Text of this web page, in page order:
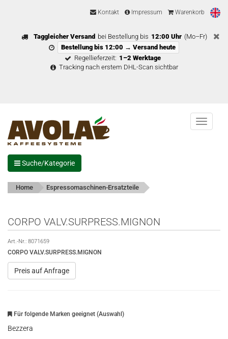
Kontakt Impressum Warenkorb
Taggleicher Versand bei Bestellung bis 12:00 Uhr (Mo–Fr)
Bestellung bis 12:00 → Versand heute
Regellieferzeit: 1–2 Werktage
Tracking nach erstem DHL-Scan sichtbar
Menu
Suche/Kategorie
Home Espressomaschinen-Ersatzteile
CORPO VALV.SURPRESS.MIGNON
Art.-Nr.: 8071659
CORPO VALV.SURPRESS.MIGNON
Preis auf Anfrage
Für folgende Marken geeignet (Auswahl)
Bezzera